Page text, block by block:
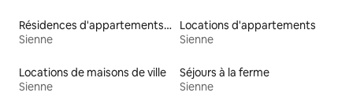
Résidences d'appartements en location
Sienne
Locations d'appartements
Sienne
Locations de maisons de ville
Sienne
Séjours à la ferme
Sienne